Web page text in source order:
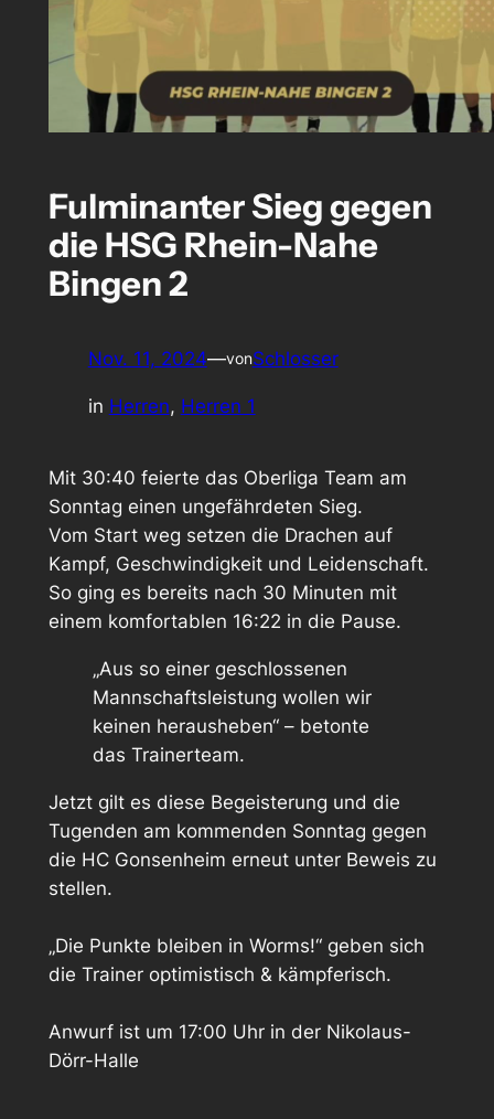
Fulminanter Sieg gegen
die HSG Rhein-Nahe
Bingen 2
Nov. 11, 2024—vonSchlosser
in Herren, Herren 1
Mit 30:40 feierte das Oberliga Team am
Sonntag einen ungefährdeten Sieg.
Vom Start weg setzen die Drachen auf
Kampf, Geschwindigkeit und Leidenschaft.
So ging es bereits nach 30 Minuten mit
einem komfortablen 16:22 in die Pause.
„Aus so einer geschlossenen
Mannschaftsleistung wollen wir
keinen herausheben“ – betonte
das Trainerteam.
Jetzt gilt es diese Begeisterung und die
Tugenden am kommenden Sonntag gegen
die HC Gonsenheim erneut unter Beweis zu
stellen.
„Die Punkte bleiben in Worms!“ geben sich
die Trainer optimistisch & kämpferisch.
Anwurf ist um 17:00 Uhr in der Nikolaus-
Dörr-Halle